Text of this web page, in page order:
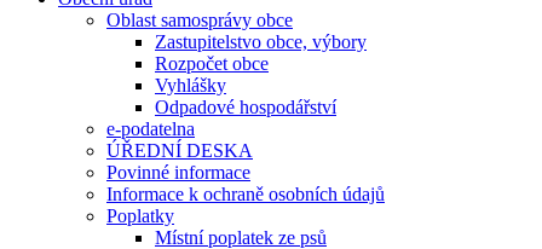
Oblast samosprávy obce
Zastupitelstvo obce, výbory
Rozpočet obce
Vyhlášky
Odpadové hospodářství
e-podatelna
ÚŘEDNÍ DESKA
Povinné informace
Informace k ochraně osobních údajů
Poplatky
Místní poplatek ze psů